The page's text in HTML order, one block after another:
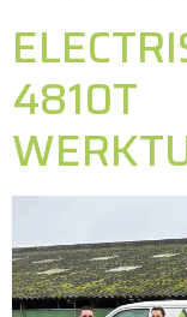
4810T